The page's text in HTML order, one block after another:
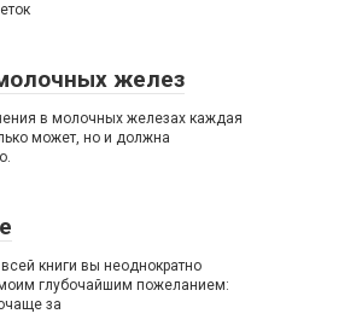
желез
в молочных железах каждая
может, но и должна
книги вы неоднократно
глубочайшим пожеланием:
за